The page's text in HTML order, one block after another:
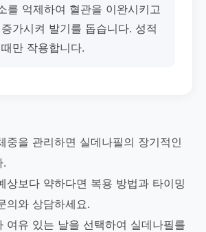
를 억제하여 혈관을 이완시키고
가시켜 발기를 돕습니다. 성적
만 작용합니다.
중을 관리하면 실데나필의 장기적인
.
상보다 약하다면 복용 방법과 타이밍
의와 상담하세요.
여유 있는 날을 선택하여 실데나필를